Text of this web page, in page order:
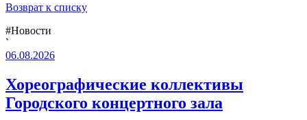
Возврат к списку
#Новости
`
06.08.2026
Хореографические коллективы
Городского концертного зала